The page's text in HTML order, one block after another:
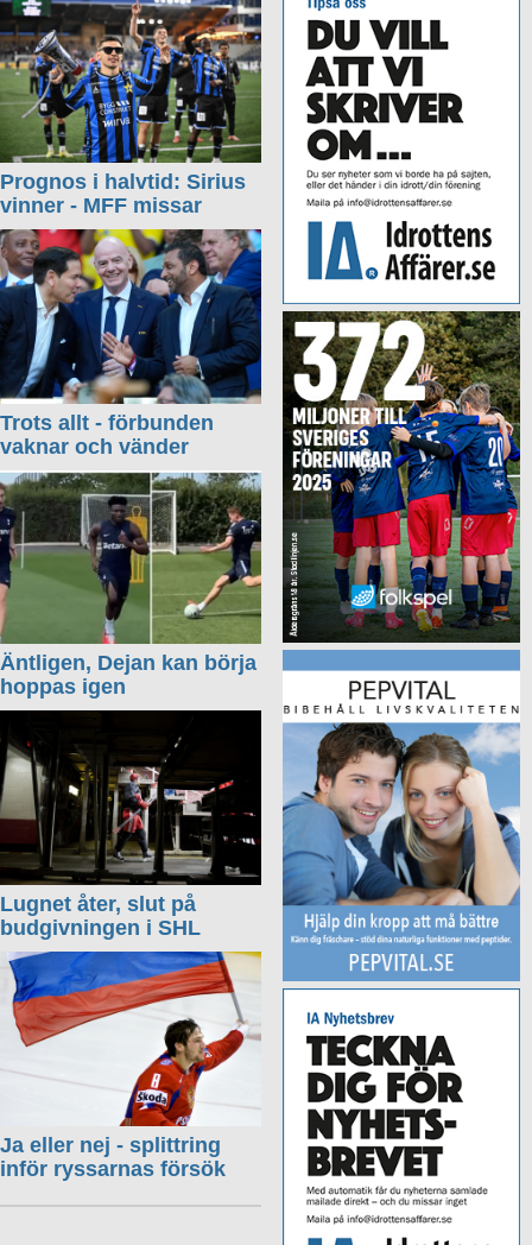
Prognos i halvtid: Sirius
vinner - MFF missar
Trots allt - förbunden
vaknar och vänder
Äntligen, Dejan kan börja
hoppas igen
Lugnet åter, slut på
budgivningen i SHL
Ja eller nej - splittring
inför ryssarnas försök